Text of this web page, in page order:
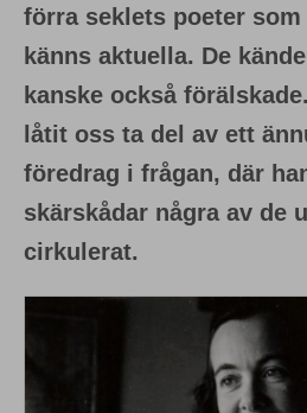
förra seklets poeter
känns aktuella. De
kanske också
låtit oss ta del av ett
föredrag i frågan, där
skärskådar några av de
cirkulerat.